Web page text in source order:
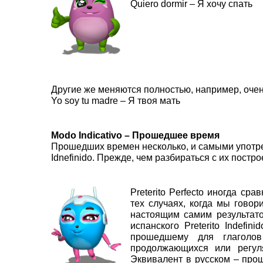
Quiero dormir – Я хочу спать
Другие же меняются полностью, например,
Yo soy tu madre – Я твоя мать
Modo Indicativo – Прошедшее время
Прошедших времен несколько, и самыми
Idnefinido. Прежде, чем разбираться с их
Preterito Perfecto иногда
тех случаях, когда мы
настоящим самим
испанского Preterito
прошедшему для
продолжающихся или
Эквивалент в русском –